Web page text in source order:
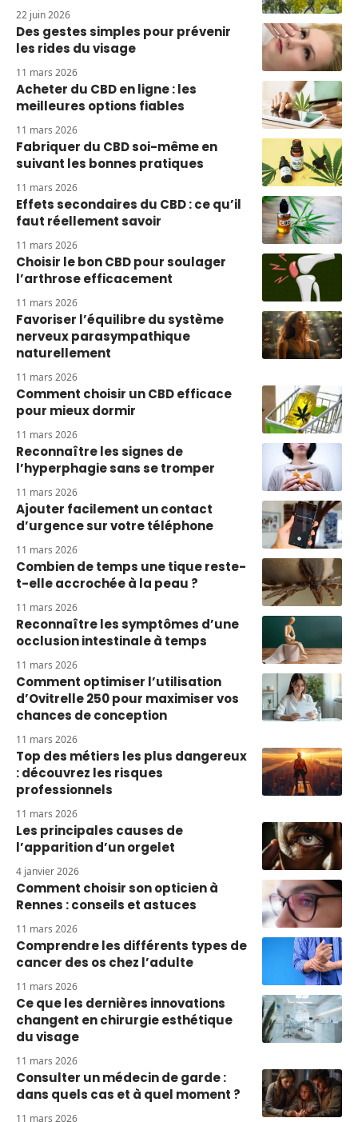
22 juin 2026
Des gestes simples pour prévenir
les rides du visage
11 mars 2026
Acheter du CBD en ligne : les
meilleures options fiables
11 mars 2026
Fabriquer du CBD soi-même en
suivant les bonnes pratiques
11 mars 2026
Effets secondaires du CBD : ce qu’il
faut réellement savoir
11 mars 2026
Choisir le bon CBD pour soulager
l’arthrose efficacement
11 mars 2026
Favoriser l’équilibre du système
nerveux parasympathique
naturellement
11 mars 2026
Comment choisir un CBD efficace
pour mieux dormir
11 mars 2026
Reconnaître les signes de
l’hyperphagie sans se tromper
11 mars 2026
Ajouter facilement un contact
d’urgence sur votre téléphone
11 mars 2026
Combien de temps une tique reste-
t-elle accrochée à la peau ?
11 mars 2026
Reconnaître les symptômes d’une
occlusion intestinale à temps
11 mars 2026
Comment optimiser l’utilisation
d’Ovitrelle 250 pour maximiser vos
chances de conception
11 mars 2026
Top des métiers les plus dangereux
: découvrez les risques
professionnels
11 mars 2026
Les principales causes de
l’apparition d’un orgelet
4 janvier 2026
Comment choisir son opticien à
Rennes : conseils et astuces
11 mars 2026
Comprendre les différents types de
cancer des os chez l’adulte
11 mars 2026
Ce que les dernières innovations
changent en chirurgie esthétique
du visage
11 mars 2026
Consulter un médecin de garde :
dans quels cas et à quel moment ?
11 mars 2026